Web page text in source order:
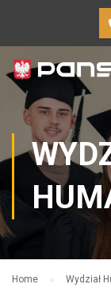
Home
Wydział